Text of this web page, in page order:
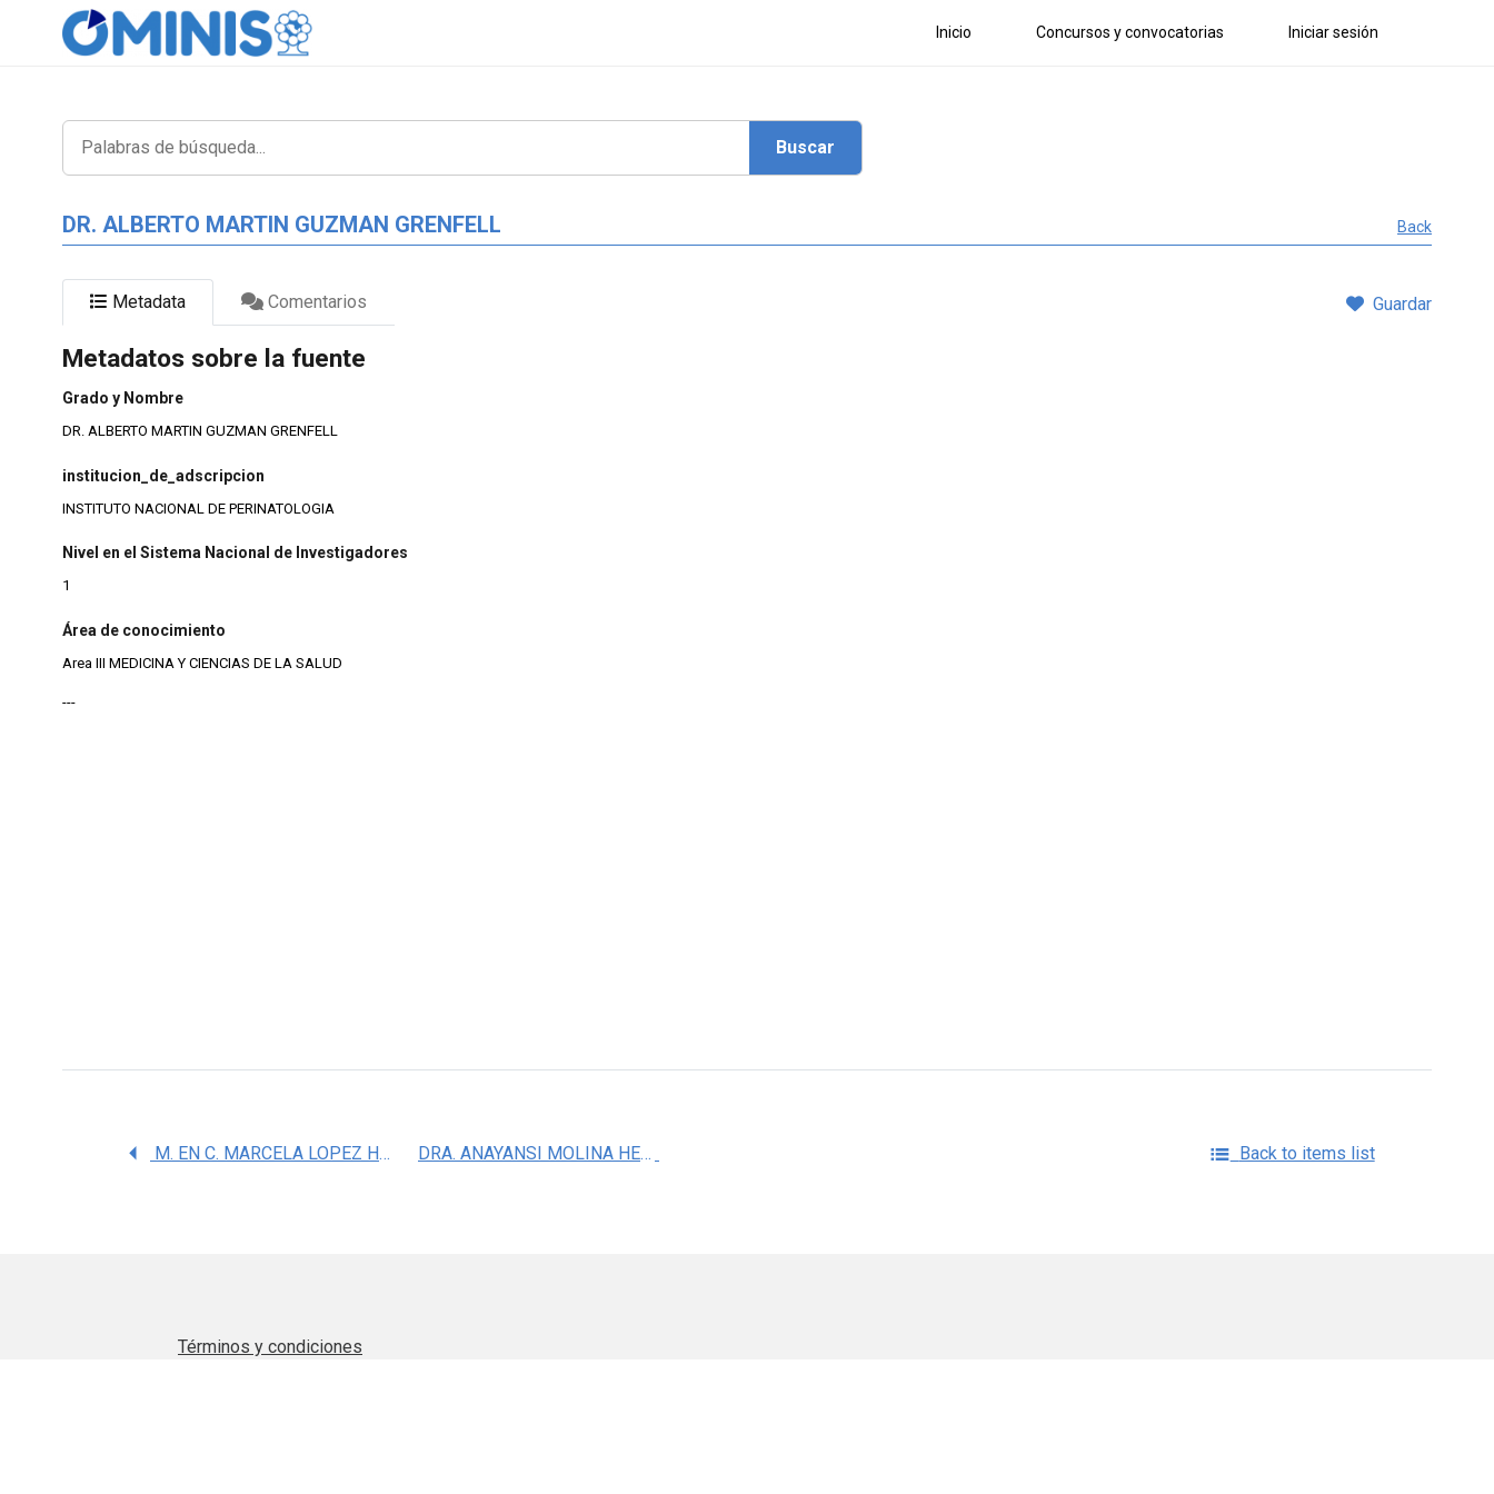
Inicio Concursos y convocatorias Iniciar sesión
DR. ALBERTO MARTIN GUZMAN GRENFELL Back
Metadata Comentarios Guardar
Metadatos sobre la fuente
Grado y Nombre
DR. ALBERTO MARTIN GUZMAN GRENFELL
institucion_de_adscripcion
INSTITUTO NACIONAL DE PERINATOLOGIA
Nivel en el Sistema Nacional de Investigadores
1
Área de conocimiento
Area III MEDICINA Y CIENCIAS DE LA SALUD
---
M. EN C. MARCELA LOPEZ HURTADO DRA. ANAYANSI MOLINA HERNANDEZ Back to items list
Términos y condiciones